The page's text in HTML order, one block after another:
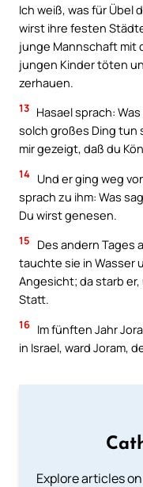
Ich weiß, was für Übel
wirst ihre festen
junge Mannschaft mit
jungen Kinder töten
zerhauen.
13 Hasael sprach:
solch großes Ding tun
mir gezeigt, daß du
14 Und er ging weg
sprach zu ihm: Was
Du wirst genesen.
15
Des andern Tages
tauchte sie in Wasser
Angesicht; da starb er,
Statt.
16 Im fünften Jahr
in Israel, ward Joram,
Explore articles